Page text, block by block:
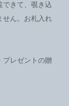
できて、覗き込
せん。お札入れ
プレゼントの贈